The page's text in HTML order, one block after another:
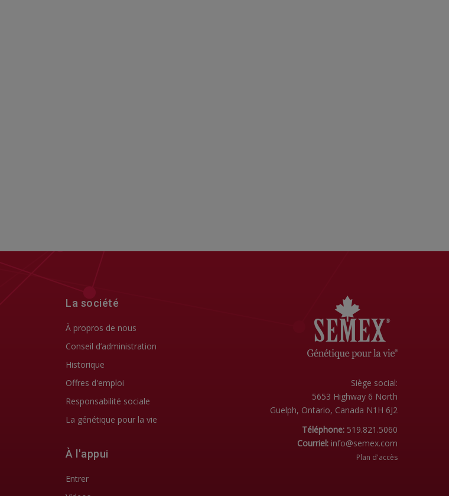
La société
À propros de nous
Conseil d’administration
Historique
Offres d'emploi
Responsabilité sociale
La génétique pour la vie
À l'appui
Entrer
Siège social:
5653 Highway 6 North
Guelph, Ontario, Canada N1H 6J2
Téléphone:519.821.5060
Courriel: info@semex.com
Plan d'accès